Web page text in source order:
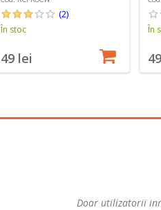
(2)
În stoc
49 lei
În
Doar utilizatorii